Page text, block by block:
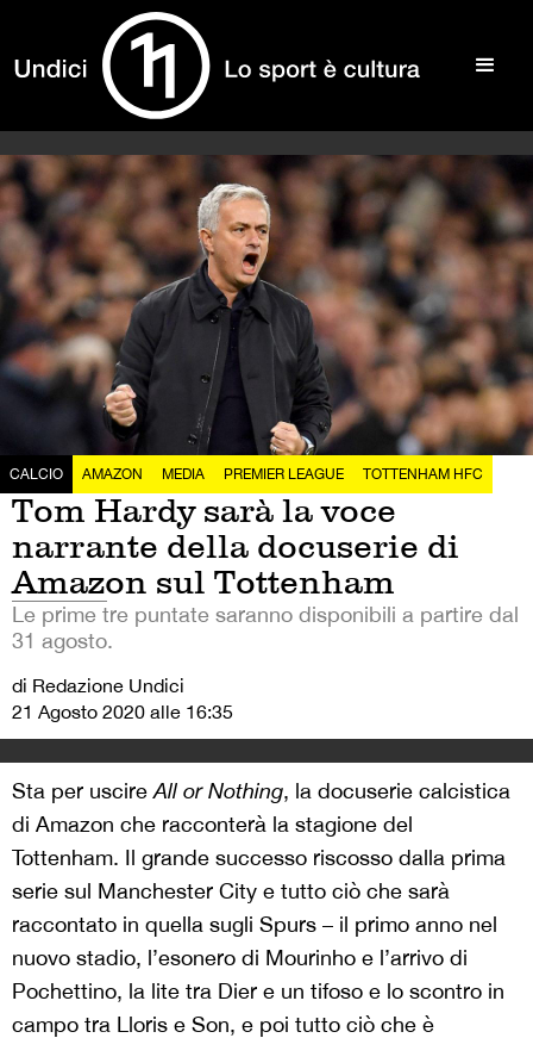
CALCIO AMAZON MEDIA PREMIER LEAGUE TOTTENHAM HFC
Tom Hardy sarà la voce
narrante della docuserie di
Amazon sul Tottenham
Le prime tre puntate saranno disponibili a partire dal
31 agosto.
di Redazione Undici
21 Agosto 2020 alle 16:35
Sta per uscireAll or Nothing, la docuserie calcistica
di Amazon che racconterà la stagione del
Tottenham. Il grande successo riscosso dalla prima
serie sul Manchester City e tutto ciò che sarà
raccontato in quella sugli Spurs – il primo anno nel
nuovo stadio, l’esonero di Mourinho e l’arrivo di
Pochettino, la lite tra Dier e un tifoso e lo scontro in
campo tra Lloris e Son, e poi tutto ciò che è